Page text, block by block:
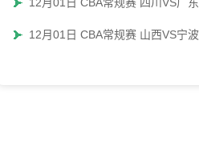
12月01日 CBA常规赛 山西VS宁